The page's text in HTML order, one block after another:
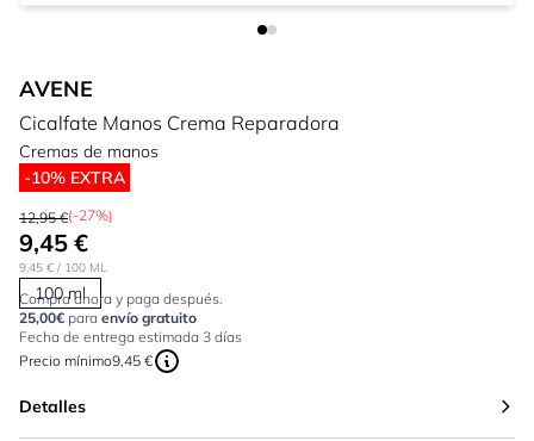
AVENE
Cicalfate Manos Crema Reparadora
Cremas de manos
-10% EXTRA
12,95 €(-27%)
9,45 €
9,45 € / 100 ML
100 ml
Compra ahora y paga después.
25,00€ para envío gratuito
Fecha de entrega estimada 3 días
Precio mínimo9,45 €
Detalles